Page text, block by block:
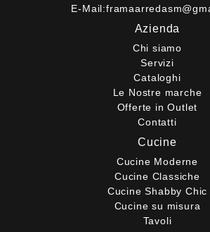
E-Mail:
Azienda
Chi siamo
Servizi
Cataloghi
Le Nostre marche
Offerte in Outlet
Contatti
Cucine
Cucine Moderne
Cucine Classiche
Cucine Shabby Chic
Cucine su misura
Tavoli